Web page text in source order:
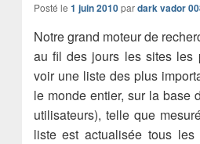
Posté le 1 juin 2010 pardark vador
Notre grand moteur de
au fil des jours les sites les
voir une liste des plus
le monde entier, sur la base
utilisateurs), telle que
liste est actualisée tous